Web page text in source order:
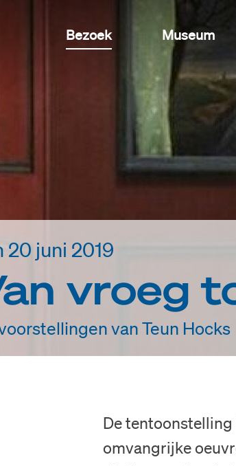
Bezoek Museum
20 juni 2019
vroeg
van Teun Hocks
De
omvangrijke